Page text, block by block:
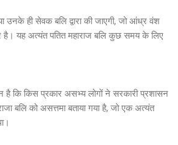
उनके ही सेवक बलि द्वारा की जाएगी, जो आंध्र वंश
यह अत्यंत पतित महाराज बलि कुछ समय के लिए
है कि किस प्रकार असभ्य लोगों ने सरकारी प्रशासन
बलि को असत्तमा बताया गया है, जो एक अत्यंत